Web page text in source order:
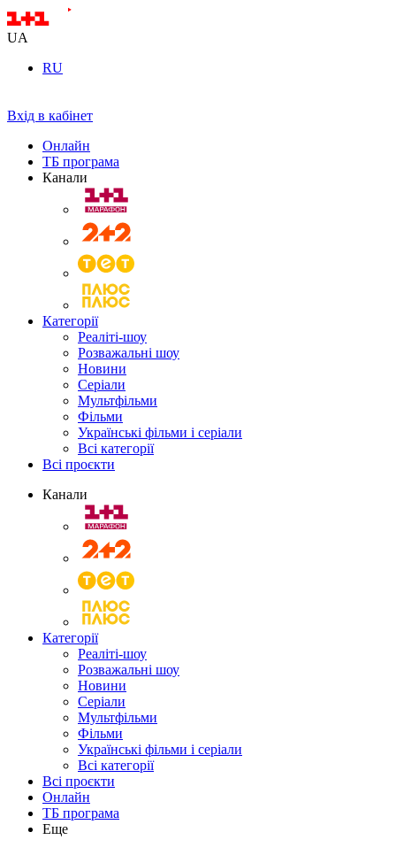
UA
RU
Вхід в кабінет
Онлайн
ТБ програма
Канали
Категорії
Реаліті-шоу
Розважальні шоу
Новини
Серіали
Мультфільми
Фільми
Українські фільми і серіали
Всі категорії
Всі проєкти
Канали
Категорії
Реаліті-шоу
Розважальні шоу
Новини
Серіали
Мультфільми
Фільми
Українські фільми і серіали
Всі категорії
Всі проєкти
Онлайн
ТБ програма
Еще